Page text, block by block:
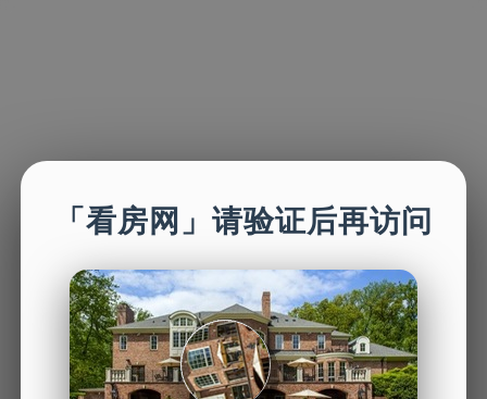
「看房网」请验证后再访问